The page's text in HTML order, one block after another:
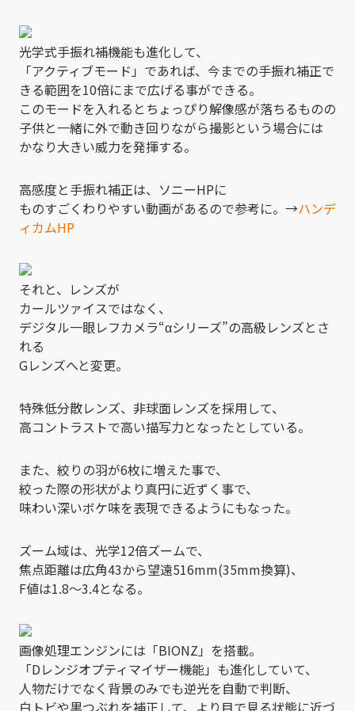
光学式手振れ補機能も進化して、
「アクティブモード」であれば、今までの手振れ補正で
きる範囲を10倍にまで広げる事ができる。
このモードを入れるとちょっぴり解像感が落ちるものの
子供と一緒に外で動き回りながら撮影という場合には
かなり大きい威力を発揮する。
高感度と手振れ補正は、ソニーHPに
ものすごくわりやすい動画があるので参考に。→ハンデ
ィカムHP
それと、レンズが
カールツァイスではなく、
デジタル一眼レフカメラ“αシリーズ”の高級レンズとさ
れる
Gレンズへと変更。
特殊低分散レンズ、非球面レンズを採用して、
高コントラストで高い描写力となったとしている。
また、絞りの羽が6枚に増えた事で、
絞った際の形状がより真円に近ずく事で、
味わい深いボケ味を表現できるようにもなった。
ズーム域は、光学12倍ズームで、
焦点距離は広角43から望遠516mm(35mm換算)、
F値は1.8～3.4となる。
画像処理エンジンには「BIONZ」を搭載。
「Dレンジオプティマイザー機能」も進化していて、
人物だけでなく背景のみでも逆光を自動で判断、
白トビや黒つぶれを補正して、より目で見る状態に近づ